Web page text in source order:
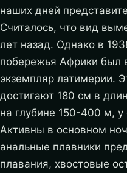
наших дней
Считалось, что вид
лет назад. Однако в
побережья Африки был
экземпляр латимерии.
достигают 180 см в
на глубине 150-400 м, у
Активны в основном
анальные плавники
плавания, хвостовые